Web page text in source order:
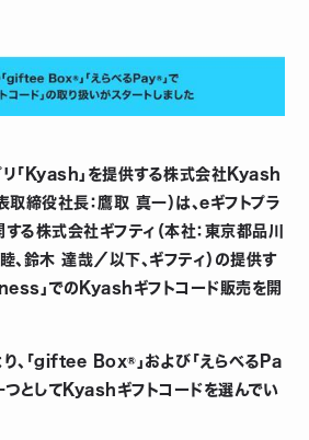
リ「Kyash」を提供する株式会社Kyash
取締役社長：鷹取 真一）は、eギフトプラ
る株式会社ギフティ（本社：東京都品川
、鈴木 達哉／以下、ギフティ）の提供す
」でのKyashギフトコード販売を開
、「giftee Box®」および「えらべるPa
つとしてKyashギフトコードを選んでい